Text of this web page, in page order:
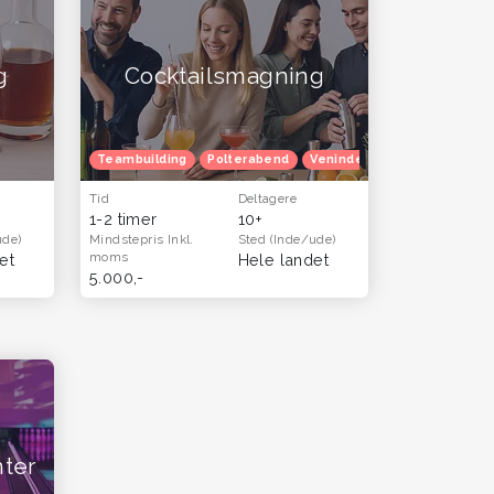
Cocktailsmagning
Teambuilding Polterabend Venindetur
Tid
1-2 timer
Deltagere
10+
Mindstepris Inkl.
moms
5.000,-
Sted (Inde/ude)
Hele landet